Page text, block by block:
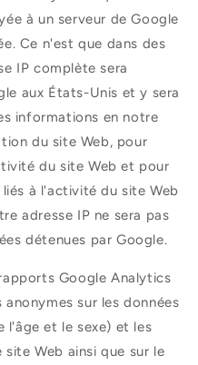
à un serveur de Google
Ce n'est que dans des
IP complète sera
aux États-Unis et y sera
informations en notre
du site Web, pour
du site Web et pour
à l'activité du site Web
adresse IP ne sera pas
détenues par Google.
Google Analytics
sur les données
l'âge et le sexe) et les
Web ainsi que sur le